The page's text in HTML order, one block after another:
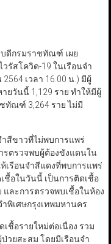
ดีกรมราชทัณฑ์ เผย
รัสโควิด-19 ในเรือนจำ
เวลา 16.00 น.) มีผู้
ยวันนี้ 1,129 ราย ทำให้มีผู้
ทัณฑ์ 3,264 ราย ไม่มี
สีขาวที่ไม่พบการแพร่
รตรวจพบผู้ต้องขังแดนใน
เรือนจำสีแดงที่พบการแพร่
ชื้อในวันนี้ เป็นการติดเชื้อ
ละการตรวจพบเชื้อในห้อง
พิเศษกรุงเทพมหานคร
ชื้อรายใหม่ต่อเนื่อง รวม
วยสะสม โดยมีเรือนจำ